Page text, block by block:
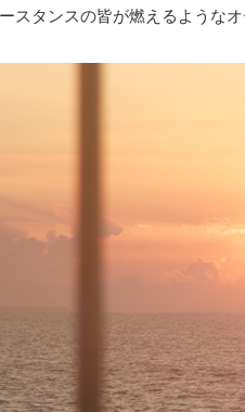
スタンスの皆が燃えるような